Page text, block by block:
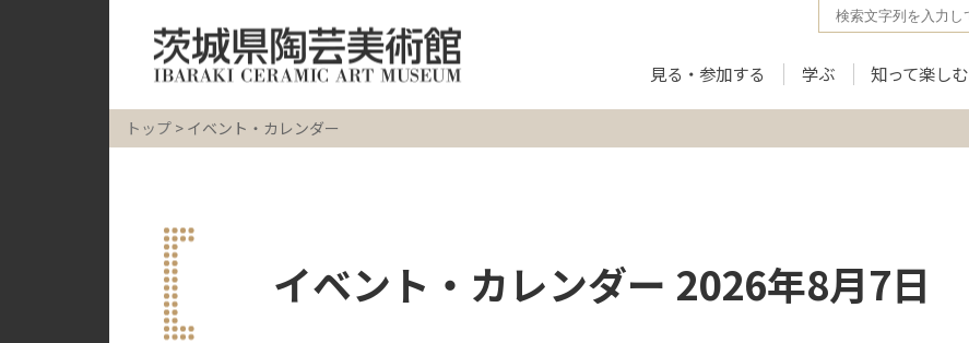
見る・参加する 学ぶ 知って楽しむ
トップ > イベント・カレンダー
イベント・カレンダー 2026年8月7日